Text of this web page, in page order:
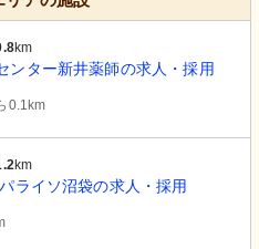
km
ンター新井薬師の求人・採用
0.1km
km
ライソ沼袋の求人・採用